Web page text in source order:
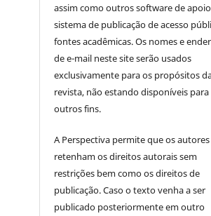
assim como outros software de
sistema de publicação de acesso
fontes acadêmicas. Os nomes e
de e-mail neste site serão usados
exclusivamente para os propósitos
revista, não estando disponíveis para
outros fins.
A Perspectiva permite que os autores
retenham os direitos autorais sem
restrições bem como os direitos de
publicação. Caso o texto venha a ser
publicado posteriormente em outro